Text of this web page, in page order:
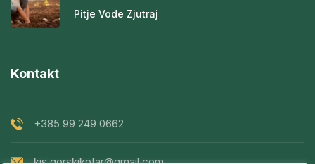
Pitje Vode Zjutraj
Kontakt
+385 99 249 0662
kis.gorskikotar@gmail.com